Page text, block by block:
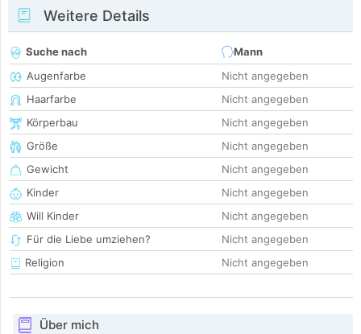
Weitere Details
Suche nach
Mann
Augenfarbe
Nicht angegeben
Haarfarbe
Nicht angegeben
Körperbau
Nicht angegeben
Größe
Nicht angegeben
Gewicht
Nicht angegeben
Kinder
Nicht angegeben
Will Kinder
Nicht angegeben
Für die Liebe umziehen?
Nicht angegeben
Religion
Nicht angegeben
Über mich